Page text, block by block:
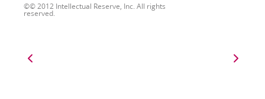
© 2012 Intellectual Reserve, Inc. All rights
reserved.